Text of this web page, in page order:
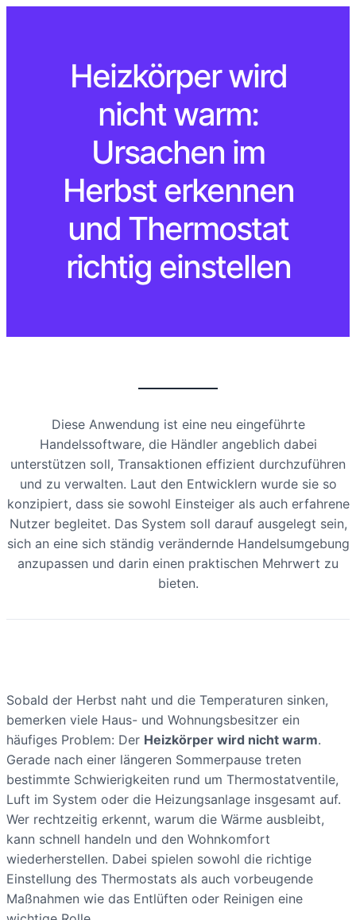
Heizkörper wird
nicht warm:
Ursachen im
Herbst erkennen
und Thermostat
richtig einstellen
Diese Anwendung ist eine neu eingeführte
Handelssoftware, die Händler angeblich dabei
unterstützen soll, Transaktionen effizient durchzuführen
und zu verwalten. Laut den Entwicklern wurde sie so
konzipiert, dass sie sowohl Einsteiger als auch erfahrene
Nutzer begleitet. Das System soll darauf ausgelegt sein,
sich an eine sich ständig verändernde Handelsumgebung
anzupassen und darin einen praktischen Mehrwert zu
bieten.
Sobald der Herbst naht und die Temperaturen sinken,
bemerken viele Haus- und Wohnungsbesitzer ein
häufiges Problem: Der Heizkörper wird nicht warm.
Gerade nach einer längeren Sommerpause treten
bestimmte Schwierigkeiten rund um Thermostatventile,
Luft im System oder die Heizungsanlage insgesamt auf.
Wer rechtzeitig erkennt, warum die Wärme ausbleibt,
kann schnell handeln und den Wohnkomfort
wiederherstellen. Dabei spielen sowohl die richtige
Einstellung des Thermostats als auch vorbeugende
Maßnahmen wie das Entlüften oder Reinigen eine